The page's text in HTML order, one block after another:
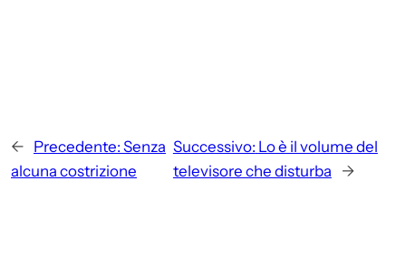
← Precedente: Senza
alcuna costrizione
Successivo: Lo è il volume del
televisore che disturba
→